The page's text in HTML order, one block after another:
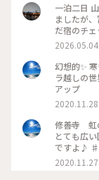
一泊二日 山梨〜静岡旅
ましたが
だ宿のチ
みました💡 修善寺虹の郷にはイギリス村、カナダ村、インデ
ィアン砦
などのエリアがあります
が、季節
2026.05.04
幻想的✨ 寒いので防寒対策して楽しみましょう♪ ♯私のカメ
ラ越しの世界観 ♯静岡県 ♯修善寺 ♯虹の郷
アップ
2020.11.28
修善寺 虹
とても広い
ですよ♪ ♯私のカメラ越しの世界観 ♯静岡県 ♯修善寺 ♯虹の
郷 ♯もみ
2020.11.27